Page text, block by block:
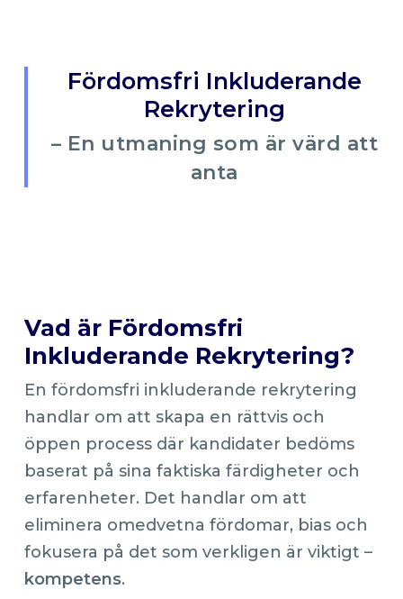
Fördomsfri Inkluderande
Rekrytering
– En utmaning som är värd att
anta
Vad är Fördomsfri
Inkluderande Rekrytering?
En fördomsfri inkluderande rekrytering
handlar om att skapa en rättvis och
öppen process där kandidater bedöms
baserat på sina faktiska färdigheter och
erfarenheter. Det handlar om att
eliminera omedvetna fördomar, bias och
fokusera på det som verkligen är viktigt –
kompetens.